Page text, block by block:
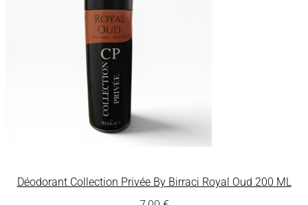
Déodorant Collection Privée By Birraci Royal Oud 200 ML